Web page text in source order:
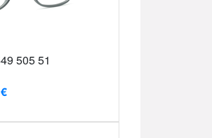
505 51